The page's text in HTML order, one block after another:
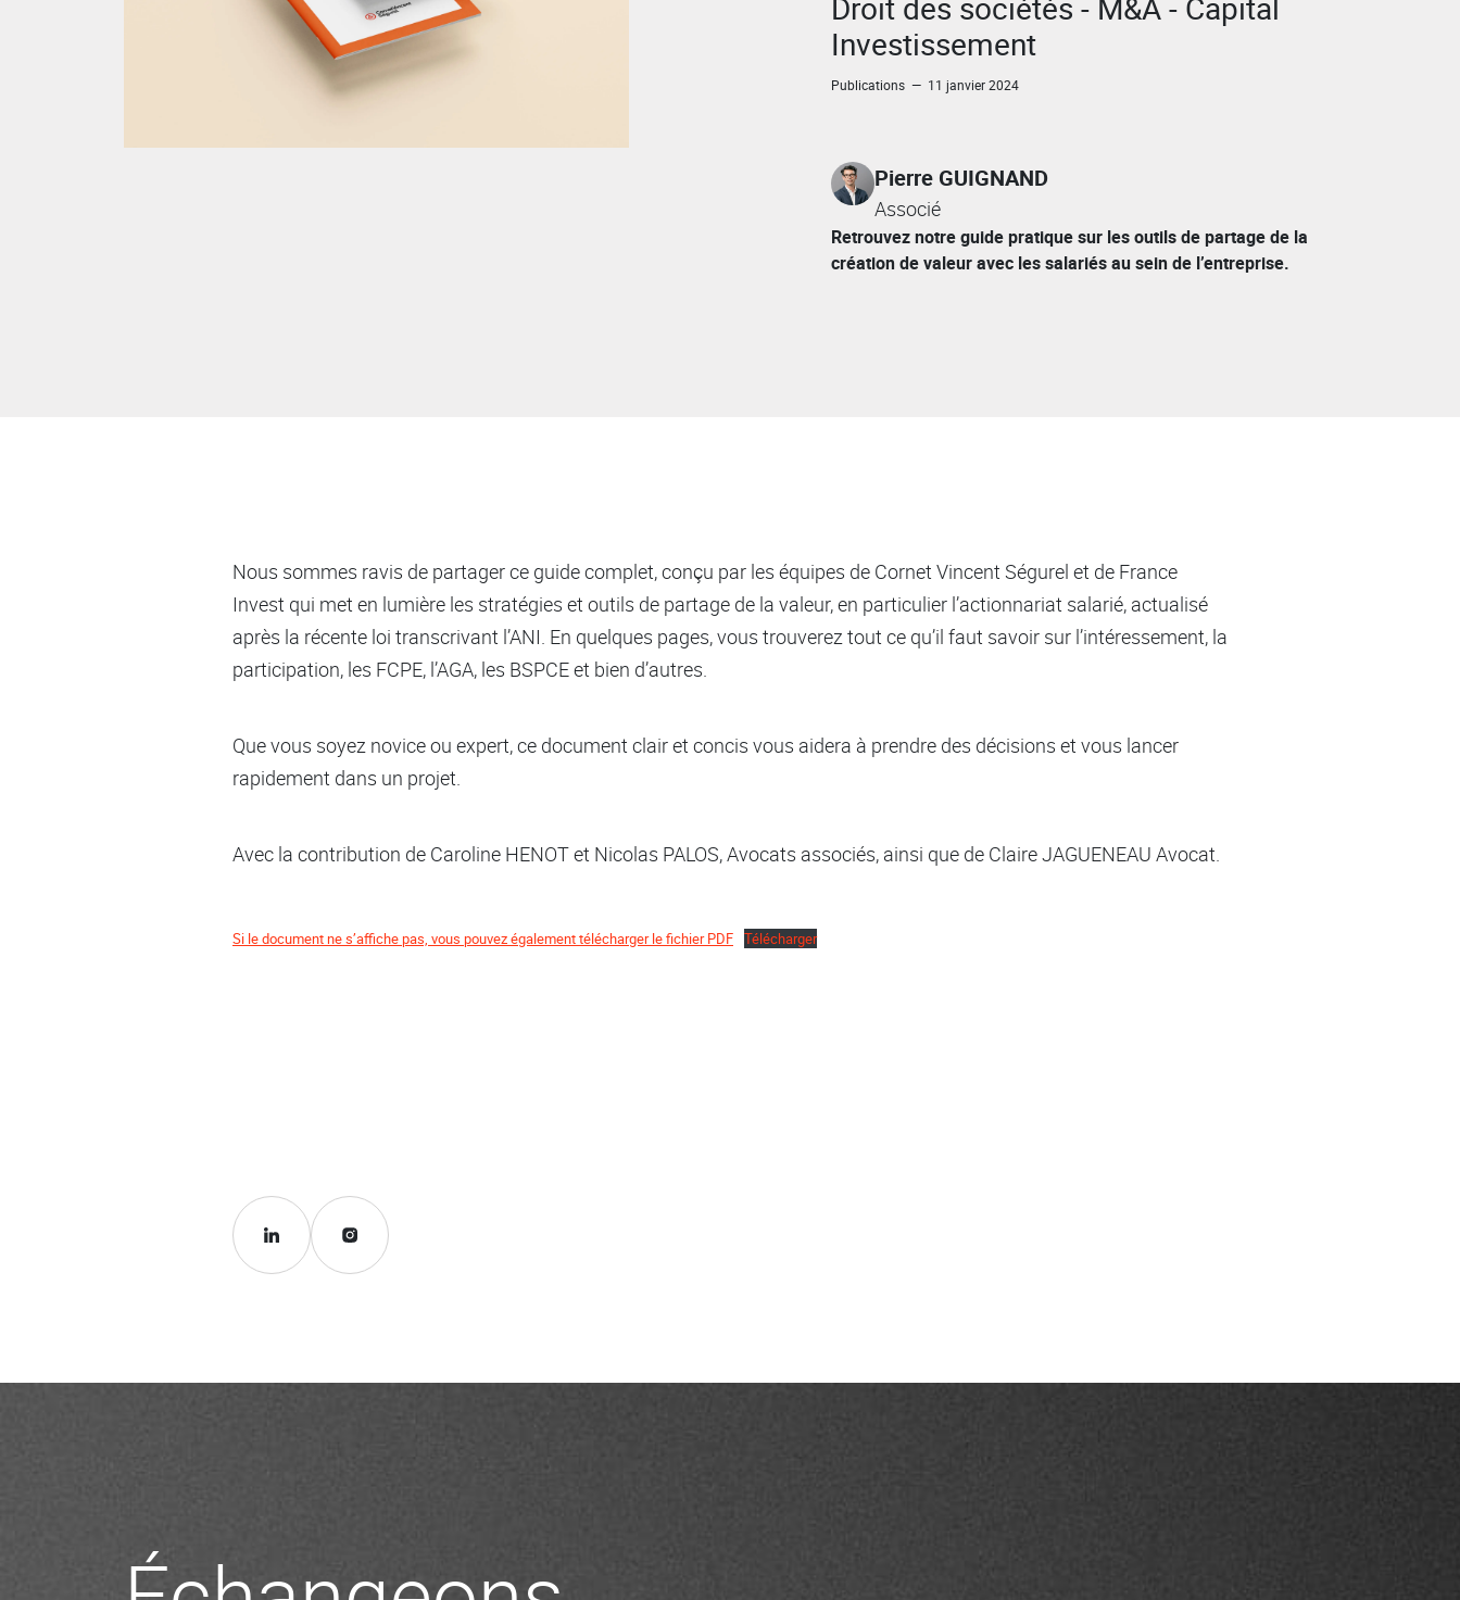
Investissement
Publications — 11 janvier 2024
Pierre GUIGNAND
Associé
Retrouvez notre guide pratique sur les outils de partage de la
création de valeur avec les salariés au sein de l’entreprise.
Nous sommes ravis de partager ce guide complet, conçu par les équipes de Cornet Vincent Ségurel et de France
Invest qui met en lumière les stratégies et outils de partage de la valeur, en particulier l’actionnariat salarié, actualisé
après la récente loi transcrivant l’ANI. En quelques pages, vous trouverez tout ce qu’il faut savoir sur l’intéressement, la
participation, les FCPE, l’AGA, les BSPCE et bien d’autres.
Que vous soyez novice ou expert, ce document clair et concis vous aidera à prendre des décisions et vous lancer
rapidement dans un projet.
Avec la contribution de Caroline HENOT et Nicolas PALOS, Avocats associés, ainsi que de Claire JAGUENEAU Avocat.
Si le document ne s’affiche pas, vous pouvez également télécharger le fichier PDF Télécharger